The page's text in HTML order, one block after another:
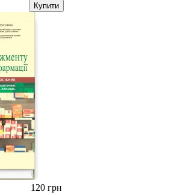
Купити
120 грн